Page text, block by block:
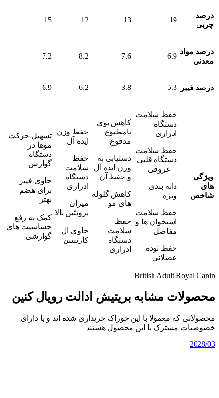
درصد
چربی
19
13
12
15
درصد مواد
معدنی
6.9
7.6
8.2
7.2
درصد فیبر 5.3
3.8
6.2
6.9
ویژگی
های
شاخص
حفظ سلامت
دستگاه
ادراری
حفظ سلامت
دستگاه قلبی
– عروقی
دانه بندی
ویژه
حفظ سلامت
استخوان ها و
مفاصل
حفظ توده
عضلانی
کاهش بوی
نامطبوع
مدفوع
دستیابی به
وزن ایده آل
و حفظ آن
کاهش گلوله
های مو
حفظ
سلامت
دستگاه
ادراری
حفظ وزن
ایده آل
حفظ
سلامت
دستگاه
ادراری
میزان
پروتئین بالا
حاوی ال
کارنیتین
تسهیل حرکت
موها در
دستگاه
گوارش
حاوی فیبر
برای هضم
بهتر
کمک به رفع
حساسیت های
گوارشی
British Adult Royal Canin
محصولات مشابه بریتیش ادالت رویال کنین
محصولاتی که معمولا با این خوراک خریداری شده اند و یا دارای
خصوصیات مشترک با این محصول هستند
2028/03